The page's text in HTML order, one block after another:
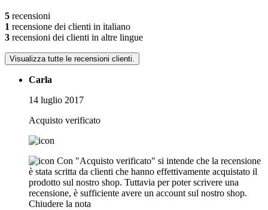
5 recensioni
1 recensione dei clienti in italiano
3 recensioni dei clienti in altre lingue
Visualizza tutte le recensioni clienti.
Carla
14 luglio 2017
Acquisto verificato
Con "Acquisto verificato" si intende che la recensione
è stata scritta da clienti che hanno effettivamente acquistato il
prodotto sul nostro shop. Tuttavia per poter scrivere una
recensione, è sufficiente avere un account sul nostro shop.
Chiudere la nota